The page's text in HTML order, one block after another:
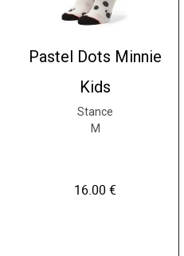
Pastel Dots Minnie
Kids
Stance
M
16.00 €